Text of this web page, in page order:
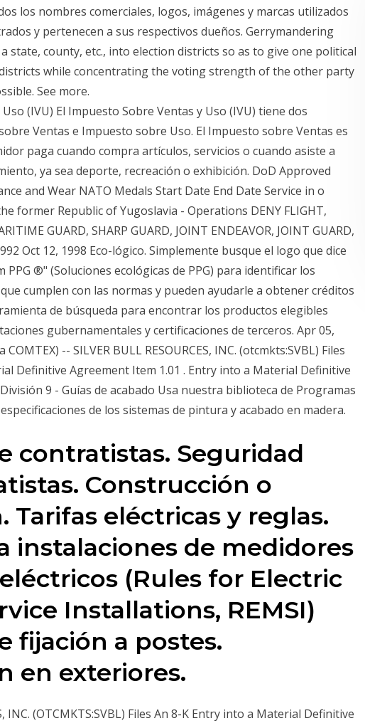
los nombres comerciales, logos, imágenes y marcas utilizados
y pertenecen a sus respectivos dueños. Gerrymandering
state, county, etc., into election districts so as to give one political
while concentrating the voting strength of the other party
See more.
(IVU) El Impuesto Sobre Ventas y Uso (IVU) tiene dos
Ventas e Impuesto sobre Uso. El Impuesto sobre Ventas es
paga cuando compra artículos, servicios o cuando asiste a
ya sea deporte, recreación o exhibición. DoD Approved
and Wear NATO Medals Start Date End Date Service in o
former Republic of Yugoslavia - Operations DENY FLIGHT,
GUARD, SHARP GUARD, JOINT ENDEAVOR, JOINT GUARD,
Oct 12, 1998 Eco-lógico. Simplemente busque el logo que dice
®" (Soluciones ecológicas de PPG) para identificar los
cumplen con las normas y pueden ayudarle a obtener créditos
de búsqueda para encontrar los productos elegibles
gubernamentales y certificaciones de terceros. Apr 05,
-- SILVER BULL RESOURCES, INC. (otcmkts:SVBL) Files
Definitive Agreement Item 1.01 . Entry into a Material Definitive
9 - Guías de acabado Usa nuestra biblioteca de Programas
de los sistemas de pintura y acabado en madera.
contratistas. Seguridad
Construcción o
Tarifas eléctricas y reglas.
instalaciones de medidores
(Rules for Electric
Installations, REMSI)
fijación a postes.
en exteriores.
INC. (OTCMKTS:SVBL) Files An 8-K Entry into a Material Definitive